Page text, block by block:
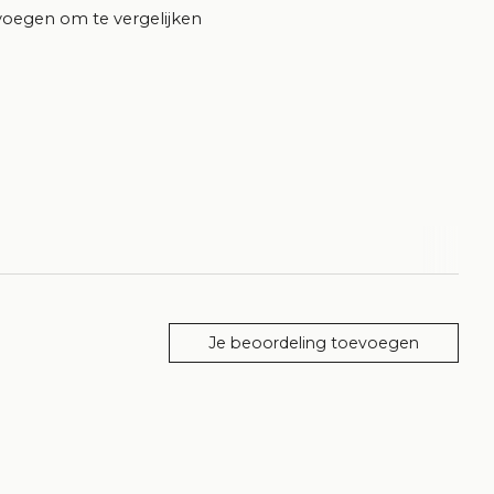
om te vergelijken
Je beoordeling toevoegen